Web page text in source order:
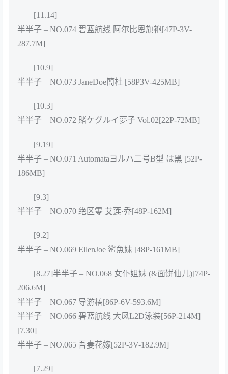
[11.14]
半半子 – NO.074 碧蓝航线 阿尔比恩旗袍[47P-3V-
287.7M]
[10.9]
半半子 – NO.073 JaneDoe簡杜 [58P3V-425MB]
[10.3]
半半子 – NO.072 賭ケグルイ夢子 Vol.02[22P-72MB]
[9.19]
半半子 – NO.071 Automataヨルハ二号B型 は黑 [52P-
186MB]
[9.3]
半半子 – NO.070 绝区零 艾莲·乔[48P-162M]
[9.2]
半半子 – NO.069 EllenJoe 鲨魚妹 [48P-161MB]
[8.27]半半子 – NO.068 女仆姐妹 (&面饼仙儿)[74P-
206.6M]
半半子 – NO.067 导游椿[86P-6V-593.6M]
半半子 – NO.066 碧蓝航线 大凤L2D泳装[56P-214M]
[7.30]
半半子 – NO.065 吾妻花嫁[52P-3V-182.9M]
[7.29]